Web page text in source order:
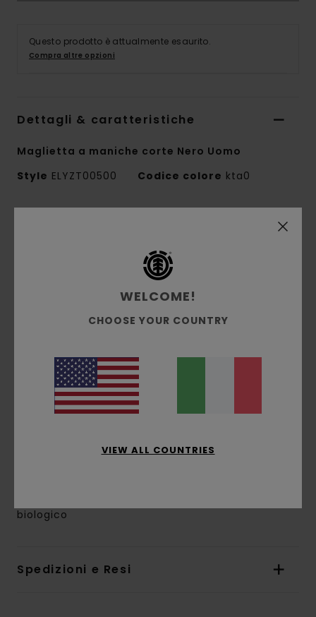
Questo prodotto è attualmente esaurito.
Compra altre opzioni
Dettagli & caratteristiche
Maglietta a maniche corte Nero Uomo
Style ELYZT00500 Codice colore kta0
collezione Mainline
morbido jersey singolo di 100%
vestibilità:vestibilità regular
Maniche:maniche corte
Marcatura:stampa a base d'acqua su petto
e schiena
Altre caratteristiche:
etichetta Corporate a
L'aspetto del prodotto potrebbe cambiare a
biologico
Spedizioni e Resi
WELCOME!
CHOOSE YOUR COUNTRY
VIEW ALL COUNTRIES